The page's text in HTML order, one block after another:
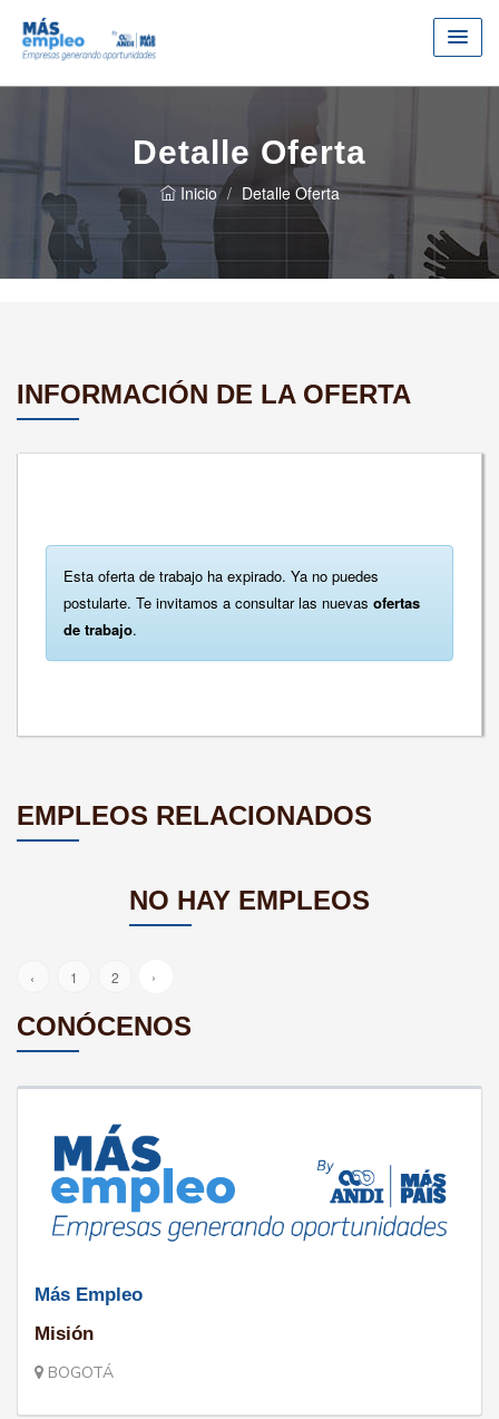
Detalle Oferta
Inicio Detalle Oferta
INFORMACIÓN DE LA OFERTA
Esta oferta de trabajo ha expirado. Ya no puedes
postularte. Te invitamos a consultar las nuevas ofertas
de trabajo.
EMPLEOS RELACIONADOS
NO HAY EMPLEOS
‹ 1 2 ›
CONÓCENOS
Más Empleo
Misión
BOGOTÁ